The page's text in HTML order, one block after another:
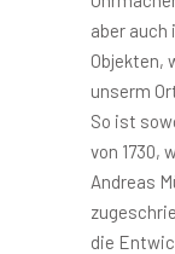
aber auch
Objekten,
unserm
So ist
von 1730,
Andreas
die